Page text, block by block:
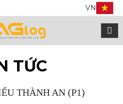
VN
TỨC
THÀNH AN (P1)